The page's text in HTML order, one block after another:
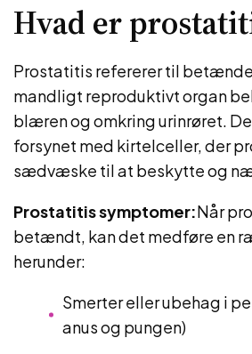
Hvad er
Prostatitis refererer til
mandligt reproduktivt organ
blæren og omkring urinrøret.
forsynet med kirtelceller, der
sædvæske til at beskytte og
Prostatitis symptomer:Når
betændt, kan det medføre en
herunder:
Smerter eller ubehag i
anus og pungen)